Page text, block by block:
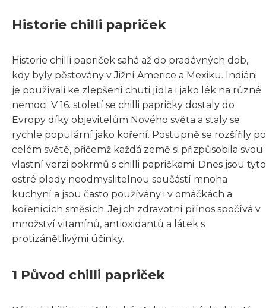
Historie chilli papriček
Historie chilli papriček sahá až do pradávných dob,
kdy byly pěstovány v Jižní Americe a Mexiku. Indiáni
je používali ke zlepšení chuti jídla i jako lék na různé
nemoci. V 16. století se chilli papričky dostaly do
Evropy díky objevitelům Nového světa a staly se
rychle populární jako koření. Postupně se rozšířily po
celém světě, přičemž každá země si přizpůsobila svou
vlastní verzi pokrmů s chilli papričkami. Dnes jsou tyto
ostré plody neodmyslitelnou součástí mnoha
kuchyní a jsou často používány i v omáčkách a
kořenících směsích. Jejich zdravotní přínos spočívá v
množství vitamínů, antioxidantů a látek s
protizánětlivými účinky.
1 Původ chilli papriček